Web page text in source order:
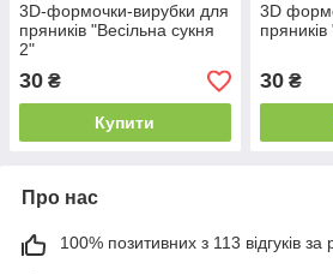
3D-формочки-вирубки для
пряників "Весільна сукня
2"
30 ₴
Купити
3D
30₴
Про нас
100% позитивних з 113 відгуків за